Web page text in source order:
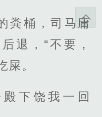
粪桶，司马庸
退，“不要，
屎。
下饶我一回